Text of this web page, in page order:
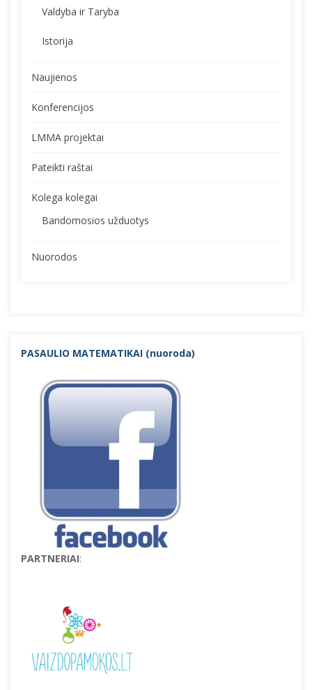
Valdyba ir Taryba
Istorija
Naujienos
Konferencijos
LMMA projektai
Pateikti raštai
Kolega kolegai
Bandomosios užduotys
Nuorodos
PASAULIO MATEMATIKAI (nuoroda)
PARTNERIAI: